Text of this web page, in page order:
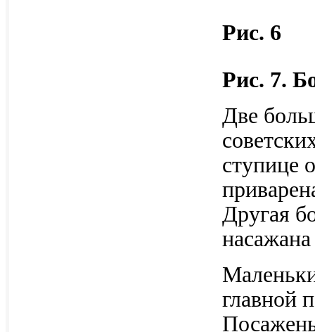
Рис. 6
Рис. 7.
Две
ступице
Другая
главной